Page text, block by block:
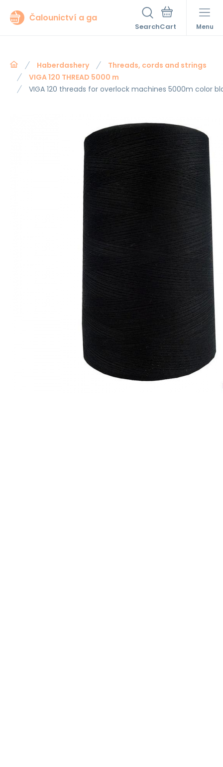
Čalounictví a ga
Search Menu
Haberdashery
Threads, cords and strings
VIGA 120 THREAD 5000 m
VIGA 120 threads for overlock machines 5000m color